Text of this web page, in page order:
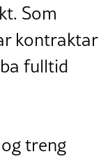
Som
kontraktar
fulltid
treng